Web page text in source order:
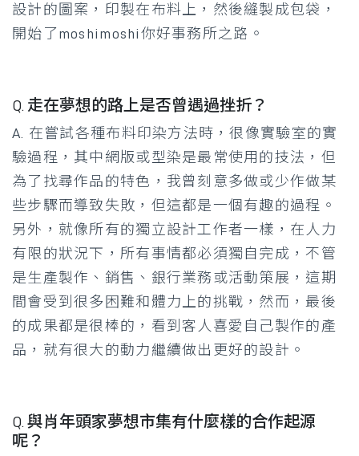
設計的圖案，印製在布料上，然後縫製成包袋，
開始了moshimoshi你好事務所之路。
Q. 走在夢想的路上是否曾遇過挫折？
A. 在嘗試各種布料印染方法時，很像實驗室的實
驗過程，其中網版或型染是最常使用的技法，但
為了找尋作品的特色，我曾刻意多做或少作做某
些步驟而導致失敗，但這都是一個有趣的過程。
另外，就像所有的獨立設計工作者一樣，在人力
有限的狀況下，所有事情都必須獨自完成，不管
是生產製作、銷售、銀行業務或活動策展，這期
間會受到很多困難和體力上的挑戰，然而，最後
的成果都是很棒的，看到客人喜愛自己製作的產
品，就有很大的動力繼續做出更好的設計。
Q. 與肖年頭家夢想市集有什麼樣的合作起源
呢？